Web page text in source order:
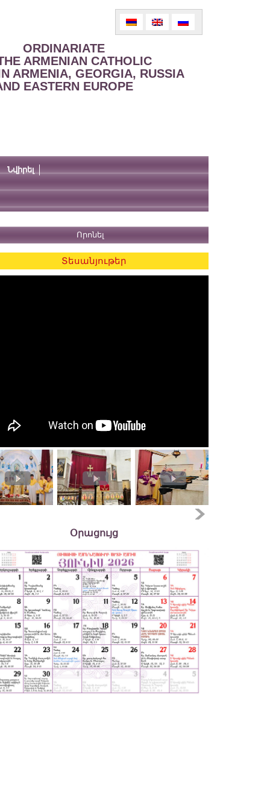
ORDINARIATE
ARMENIAN CATHOLIC
ARMENIA, GEORGIA, RUSSIA
EASTERN EUROPE
Նվիրել
Տեսանյութեր
Օրացույց